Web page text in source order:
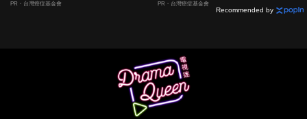
PR・台灣癌症基金會 PR・台灣癌症基金會
Recommended by